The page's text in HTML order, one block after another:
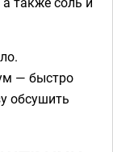
— быстро
обсушить